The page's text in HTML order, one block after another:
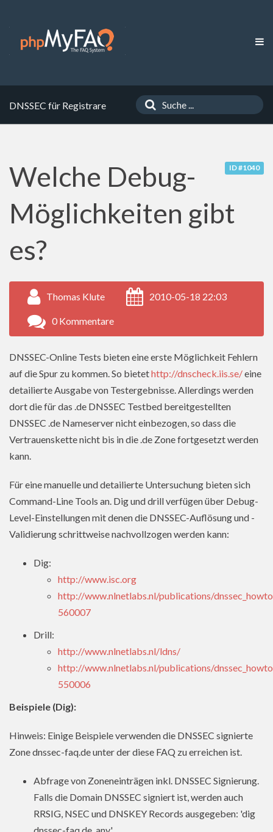
DNSSEC für Registrare
ID #1040
Welche Debug-
Möglichkeiten gibt
es?
Thomas Klute 2010-05-18 22:03
0 Kommentare
DNSSEC-Online Tests bieten eine erste Möglichkeit Fehlern
auf die Spur zu kommen. So bietethttp://dnscheck.iis.se/eine
detailierte Ausgabe von Testergebnisse. Allerdings werden
dort die für das .de DNSSEC Testbed bereitgestellten
DNSSEC .de Nameserver nicht einbezogen, so dass die
Vertrauenskette nicht bis in die .de Zone fortgesetzt werden
kann.
Für eine manuelle und detailierte Untersuchung bieten sich
Command-Line Tools an. Dig und drill verfügen über Debug-
Level-Einstellungen mit denen die DNSSEC-Auflösung und -
Validierung schrittweise nachvollzogen werden kann:
Dig:
http://www.isc.org
http://www.nlnetlabs.nl/publications/
560007
Drill:
http://www.nlnetlabs.nl/ldns/
http://www.nlnetlabs.nl/publications/
550006
Beispiele (Dig):
Hinweis: Einige Beispiele verwenden die DNSSEC signierte
Zone dnssec-faq.de unter der diese FAQ zu erreichen ist.
Abfrage von Zoneneinträgen inkl. DNSSEC Signierung.
Falls die Domain DNSSEC signiert ist, werden auch
RRSIG, NSEC und DNSKEY Records ausgegeben: 'dig